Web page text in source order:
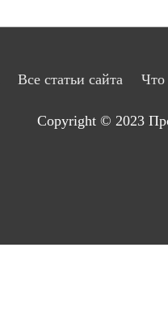
Все статьи сайта Что
Copyright © 2023